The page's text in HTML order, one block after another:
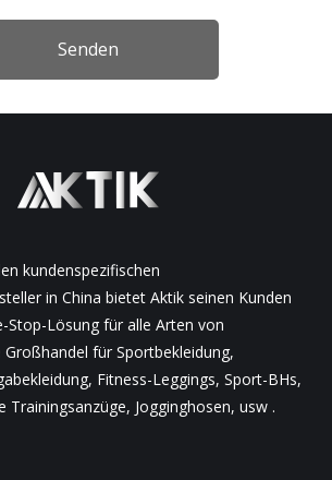
Senden
kundenspezifischen
in China bietet Aktik seinen Kunden
Stop-Lösung für alle Arten von
für Sportbekleidung,
Fitness-Leggings, Sport-BHs,
Trainingsanzüge, Jogginghosen, usw .